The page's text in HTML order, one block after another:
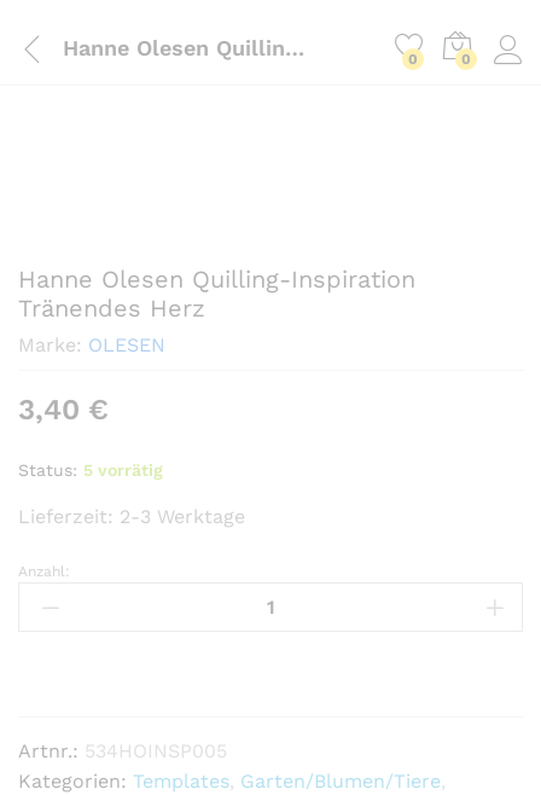
Hanne Olesen Quilling-Inspiration Tränendes Herz 0 0
Hanne Olesen Quilling-Inspiration
Tränendes Herz
Marke: OLESEN
3,40 €
Status: 5 vorrätig
Lieferzeit: 2-3 Werktage
Hanne
Olesen
Anzahl
Anzahl:
Artnr.: 534HOINSP005
Kategorien: Templates, Garten/Blumen/Tiere,